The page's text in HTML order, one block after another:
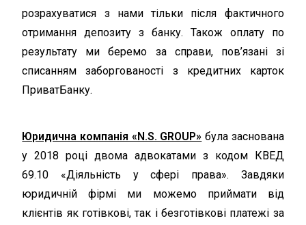
розрахуватися з нами тільки після фактичного
отримання депозиту з банку. Також оплату по
результату ми беремо за справи, пов’язані зі
списанням заборгованості з кредитних карток
ПриватБанку.
Юридична компанія «N.S. GROUP» була заснована
у 2018 році двома адвокатами з кодом КВЕД
69.10 «Діяльність у сфері права». Завдяки
юридичній фірмі ми можемо приймати від
клієнтів як готівкові, так і безготівкові платежі за